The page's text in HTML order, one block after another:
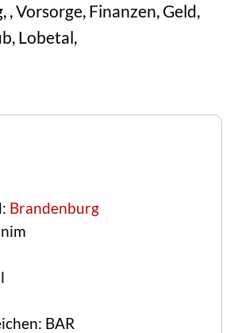
, Vorsorge, Finanzen, Geld,
Lobetal,
Brandenburg
BAR